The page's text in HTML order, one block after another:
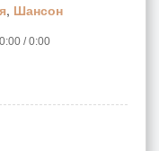
, Шансон
0:00 / 0:00